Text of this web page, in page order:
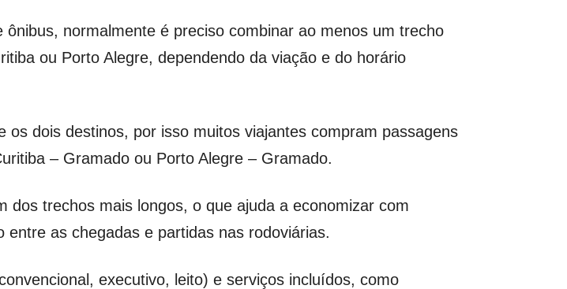
normalmente é preciso combinar ao menos um trecho
ou Porto Alegre, dependendo da viação e do horário
dois destinos, por isso muitos viajantes compram passagens
– Gramado ou Porto Alegre – Gramado.
trechos mais longos, o que ajuda a economizar com
as chegadas e partidas nas rodoviárias.
executivo, leito) e serviços incluídos, como